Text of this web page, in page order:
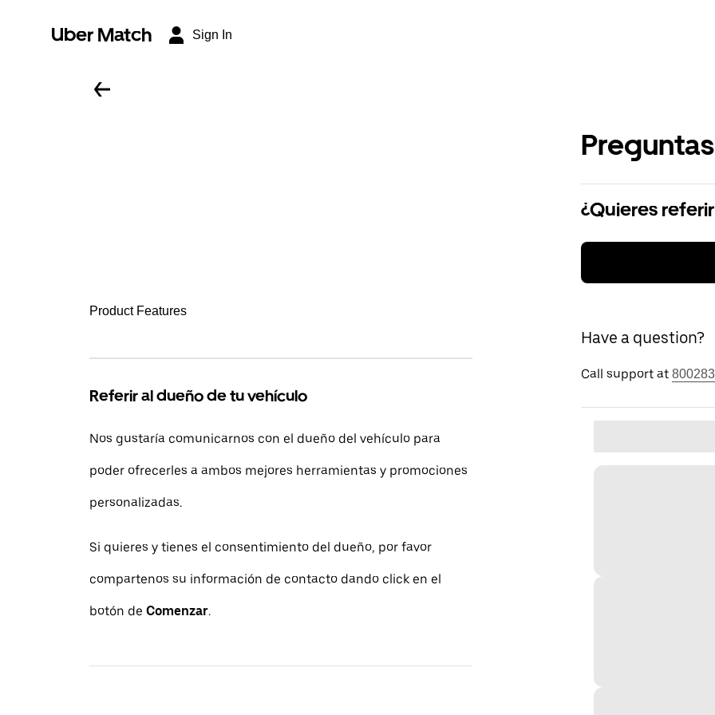
Uber Match Sign In
Product Features
Referir al dueño de tu vehículo
Nos gustaría comunicarnos con el dueño del vehículo para
poder ofrecerles a ambos mejores herramientas y promociones
personalizadas.
Si quieres y tienes el consentimiento del dueño, por favor
compartenos su información de contacto dando click en el
botón de Comenzar.
¿Quieres
Have a question?
Call support at